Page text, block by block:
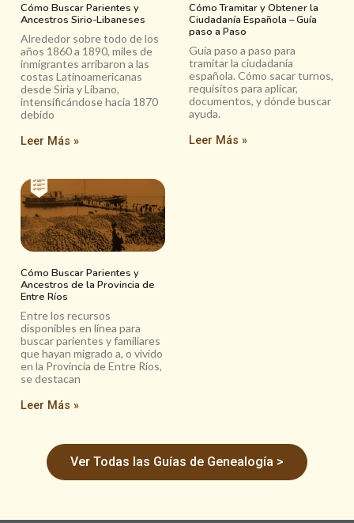
Cómo Buscar Parientes y
Ancestros Sirio-Libaneses
Alrededor sobre todo de los
años 1860 a 1890, miles de
inmigrantes arribaron a las
costas Latinoamericanas
desde Siria y Líbano,
intensificándose hacia 1870
debido
Leer Más »
Cómo Tramitar y Obtener la
Ciudadanía Española – Guía
paso a Paso
Guía paso a paso para
tramitar la ciudadanía
española. Cómo sacar turnos,
requisitos para aplicar,
documentos, y dónde buscar
ayuda.
Leer Más »
Cómo Buscar Parientes y
Ancestros de la Provincia de
Entre Ríos
Entre los recursos
disponibles en línea para
buscar parientes y familiares
que hayan migrado a, o vivido
en la Provincia de Entre Ríos,
se destacan
Leer Más »
Ver Todas las Guías de Genealogía >